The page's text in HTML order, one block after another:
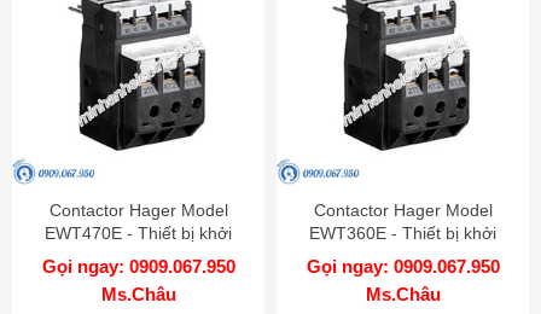
Contactor Hager Model
EWT470E - Thiết bị khởi
động từ
Gọi ngay: 0909.067.950
Ms.Châu
Contactor Hager Model
EWT360E - Thiết bị khởi
động từ
Gọi ngay: 0909.067.950
Ms.Châu